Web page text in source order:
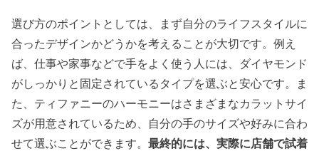
選び方のポイントとしては、まず自分のライフスタイルに
合ったデザインかどうかを考えることが大切です。例え
ば、仕事や家事などで手をよく使う人には、ダイヤモンド
がしっかりと固定されているタイプを選ぶと安心です。ま
た、ティファニーのハーモニーはさまざまなカラットサイ
ズが用意されているため、自分の手のサイズや好みに合わ
せて選ぶことができます。 最終的には、実際に店舗で試着